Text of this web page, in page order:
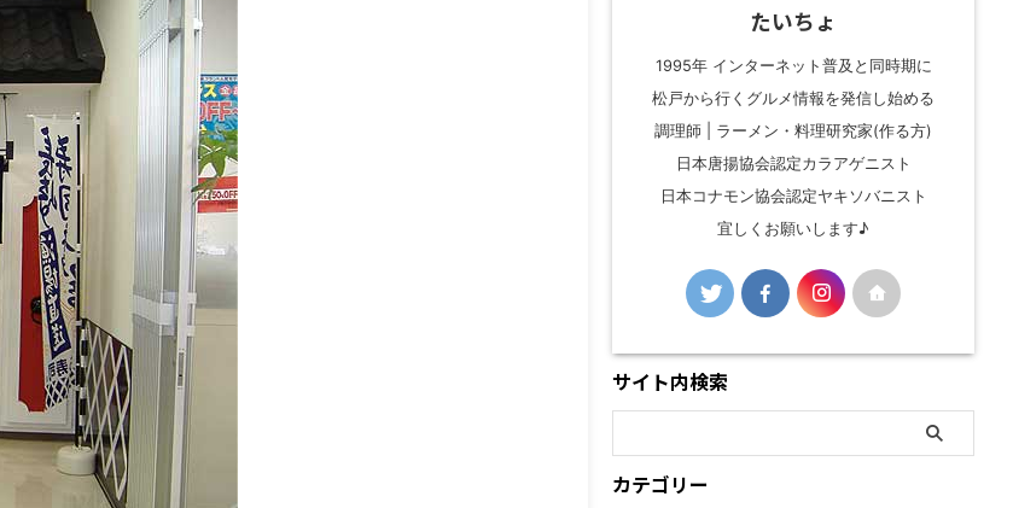
たいちょ
1995年 インターネット普及と同時期に
松戸から行くグルメ情報を発信し始める
調理師 | ラーメン・料理研究家(作る方)
日本唐揚協会認定カラアゲニスト
日本コナモン協会認定ヤキソバニスト
宜しくお願いします♪
サイト内検索
カテゴリー